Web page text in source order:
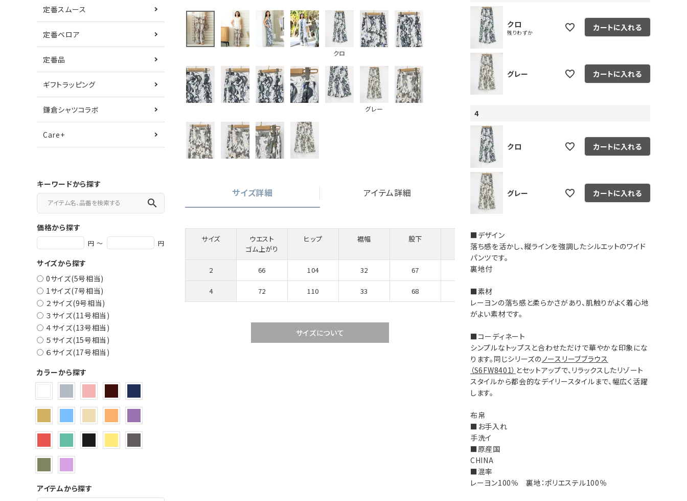
定番スムース
定番ベロア
定番品
ギフトラッピング
鎌倉シャツコラボ
Care+
キーワードから探す
search
価格から探す
円 ～ 円
サイズから探す
0サイズ(5号相当)
1サイズ(7号相当)
２サイズ(9号相当)
３サイズ(11号相当)
４サイズ(13号相当)
５サイズ(15号相当)
６サイズ(17号相当)
カラーから探す
アイテムから探す
クロ
グレー
サイズ詳細 アイテム詳細
サイズ
ウエスト
ゴム上がり
ヒップ 裾幅 股下 股上
2 66 104 32 67 33.5
4 72 110 33 68
サイズについて
クロ
残りわずか
カートに入れる
グレー カートに入れる
4
クロ カートに入れる
グレー カートに入れる
■デザイン
落ち感を活かし、縦ラインを強調したシルエットのワイド
パンツです。
裏地付
■素材
レーヨンの落ち感と柔らかさがあり、肌触りがよく着心地
がよい素材です。
■コーディネート
シンプルなトップスと合わせただけで華やかな印象にな
ります。同じシリーズのノースリーブブラウス
（S6FW8401） とセットアップで、リラックスしたリゾート
スタイルから都会的なデイリースタイルまで、幅広く活躍
します。
布帛
■お手入れ
手洗イ
■原産国
CHINA
■混率
レーヨン100％ 裏地：ポリエステル100％